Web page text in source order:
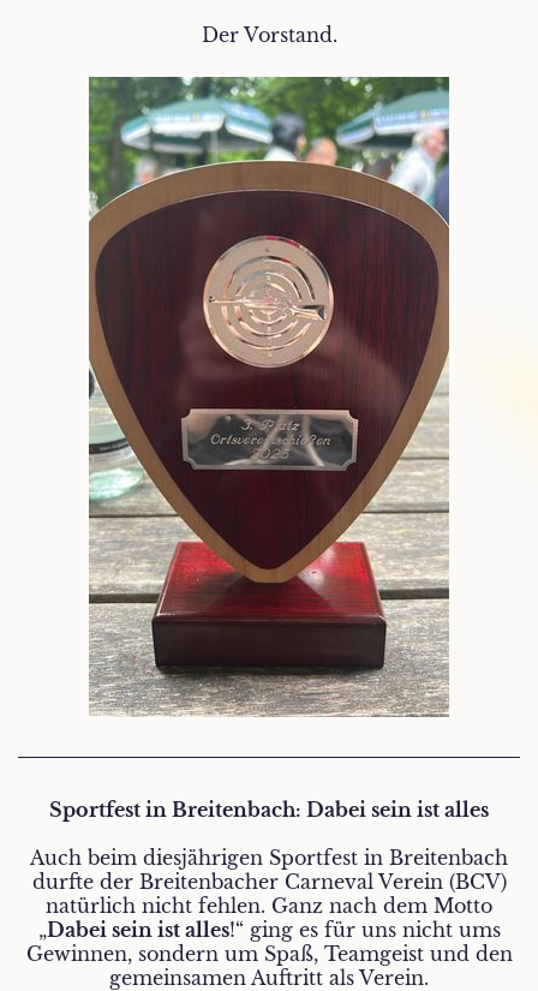
Der Vorstand.
Sportfest in Breitenbach: Dabei sein ist alles
Auch beim diesjährigen Sportfest in Breitenbach
durfte der Breitenbacher Carneval Verein (BCV)
natürlich nicht fehlen. Ganz nach dem Motto
„Dabei sein ist alles!“ ging es für uns nicht ums
Gewinnen, sondern um Spaß, Teamgeist und den
gemeinsamen Auftritt als Verein.